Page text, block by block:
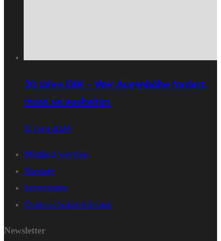
20 Jahre DIK – Wer Augenhöhe fordert,
muss sie aushalten
8. Juni 2026
Mitglied werden
Kontakt
Impressum
Datenschutzerklärung
Newsletter